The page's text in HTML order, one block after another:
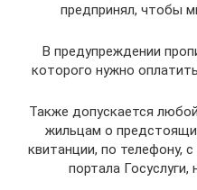
предпринял, чтобы
В предупреждении
которого нужно
Также допускается
жильцам о
квитанции, по телефону,
портала Госуслуги,